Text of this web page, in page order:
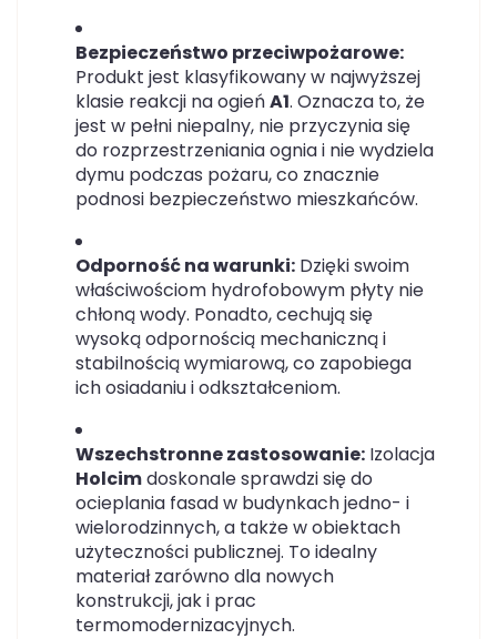
Bezpieczeństwo przeciwpożarowe:
Produkt jest klasyfikowany w najwyższej
klasie reakcji na ogieńA1. Oznacza to, że
jest w pełni niepalny, nie przyczynia się
do rozprzestrzeniania ognia i nie wydziela
dymu podczas pożaru, co znacznie
podnosi bezpieczeństwo mieszkańców.
Odporność na warunki: Dzięki swoim
właściwościom hydrofobowym płyty nie
chłoną wody. Ponadto, cechują się
wysoką odpornością mechaniczną i
stabilnością wymiarową, co zapobiega
ich osiadaniu i odkształceniom.
Wszechstronne zastosowanie: Izolacja
Holcimdoskonale sprawdzi się do
ocieplania fasad w budynkach jedno- i
wielorodzinnych, a także w obiektach
użyteczności publicznej. To idealny
materiał zarówno dla nowych
konstrukcji, jak i prac
termomodernizacyjnych.